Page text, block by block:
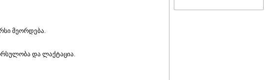
მეორდება.
და ლაქტაცია.